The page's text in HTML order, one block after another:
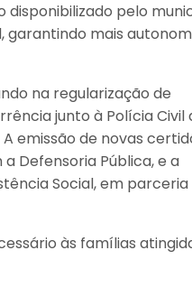
disponibilizado pelo
mais
na regularização de
junto à Polícia Civil
emissão de novas
Defensoria Pública, e a
Social, em
às famílias